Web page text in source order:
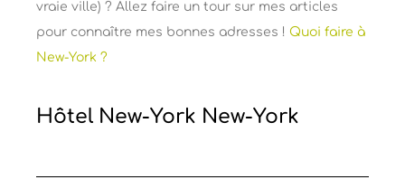
vraie ville) ? Allez faire un tour sur mes articles
pour connaître mes bonnes adresses ! Quoi faire à
New-York ?
Hôtel New-York New-York